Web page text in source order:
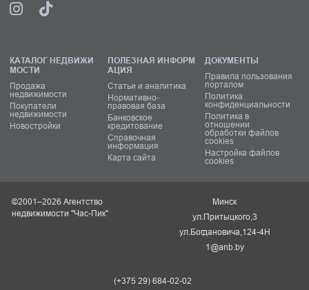
КАТАЛОГ НЕДВИЖИ
МОСТИ
Продажа
недвижимости
Покупатели
недвижимости
Новостройки
ПОЛЕЗНАЯ ИНФОРМ
АЦИЯ
Статьи и аналитика
Нормативно-
правовая база
Банковское
кредитование
Справочная
информация
Карта сайта
ДОКУМЕНТЫ
Правила пользования
порталом
Политика
конфиденциальности
Политика в
отношении
обработки файлов
cookies
Настройка файлов
cookies
©2001–2026 Агентство
недвижимости "Час-Пик"
Минск
ул.Притыцкого,3
ул.Богдановича,124-4Н
1@anb.by
(+375 29) 684-02-02